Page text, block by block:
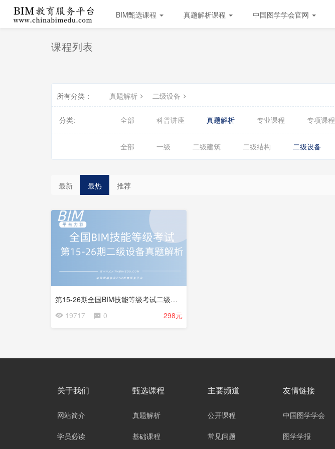
BIM甄选课程 真题解析课程 中国图学学会官网
课程列表
所有分类： 真题解析 二级设备
分类: 全部 科普讲座 真题解析 专业课程 专项课程
全部 一级 二级建筑 二级结构 二级设备
最新 最热 推荐
员
第15-26期全国BIM技能等级考试二级设备试题解析
19717
0 298元
关于我们
网站简介
学员必读
甄选课程
真题解析
基础课程
主要频道
公开课程
常见问题
友情链接
中国图学学会
图学学报